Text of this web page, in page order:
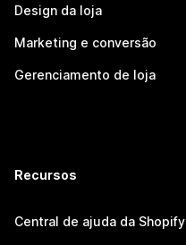
Design da loja
Marketing e conversão
Gerenciamento de loja
Recursos
Central de ajuda da Shopify